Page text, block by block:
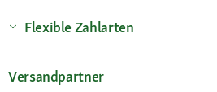
Flexible Zahlarten
Versandpartner